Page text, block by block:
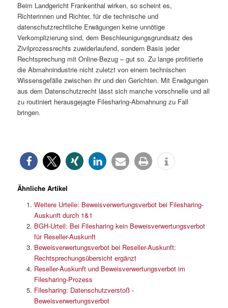
Beim Landgericht Frankenthal wirken, so scheint es,
Richterinnen und Richter, für die technische und
datenschutzrechtliche Erwägungen keine unnötige
Verkomplizierung sind, dem Beschleunigungsgrundsatz des
Zivilprozessrechts zuwiderlaufend, sondern Basis jeder
Rechtsprechung mit Online-Bezug – gut so. Zu lange profitierte
die Abmahnindustrie nicht zuletzt von einem technischen
Wissensgefälle zwischen ihr und den Gerichten. Mit Erwägungen
aus dem Datenschutzrecht lässt sich manche vorschnelle und all
zu routiniert herausgejagte Filesharing-Abmahnung zu Fall
bringen.
Ähnliche Artikel
Weitere Urteile: Beweisverwertungsverbot bei Filesharing-
Auskunft durch 1&1
BGH-Urteil: Bei Filesharing kein Beweisverwertungsverbot
für Reseller-Auskunft
Beweisverwertungsverbot bei Reseller-Auskunft:
Rechtsprechungsübersicht ergänzt
Reseller-Auskunft und Beweisverwertungsverbot im
Filesharing-Prozess
Filesharing: Datenschutzverstoß -
Beweisverwertungsverbot